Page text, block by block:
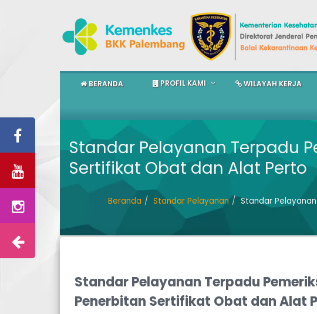
BERANDA PROFIL KAMI WILAYAH KERJA
Standar Pelayanan Terpadu
Sertifikat Obat dan Alat Perto
Beranda Standar Pelayanan Standar
Standar Pelayanan Terpadu
Penerbitan Sertifikat Obat dan Alat